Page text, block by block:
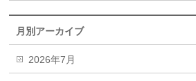
月別アーカイブ
2026年7月